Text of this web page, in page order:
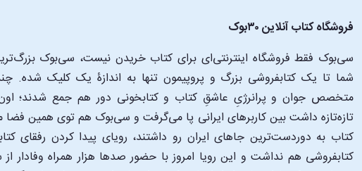
فروشگاه کتاب آنلاین ۳۰بوک
سی‌بوک فقط فروشگاه اینترنتی‌ای برای کتاب خریدن نیست، سی‌بوک
متخصص جوان و پرانرژیِ عاشقِ کتاب و کتابخونی دور هم جمع شدند؛ اون‌
تازه‌تازه داشت بین کاربرهای ایرانی پا می‌گرفت و سی‌بوک هم توی همین
کتاب به دوردست‌ترین جاهای ایران رو داشتند، رویای پیدا کردن
کتابفروشی هم نداشت و این رویا امروز با حضور صدها هزار همراه وفادار